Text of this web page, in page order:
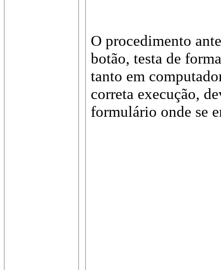
O procedimento
botão, testa de
tanto em
correta execução,
formulário onde se